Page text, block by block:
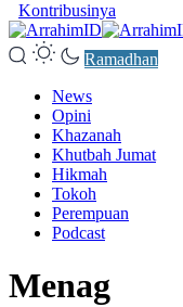
Kontribusinya
Ramadhan
News
Opini
Khazanah
Khutbah Jumat
Hikmah
Tokoh
Perempuan
Podcast
Menag